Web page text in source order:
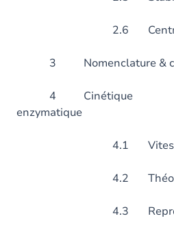
2.6 Centre
3
4 Cinétique
4.1 Vitesse de
4.2 Théorie de
4.3